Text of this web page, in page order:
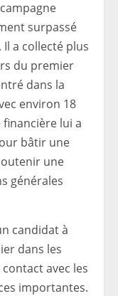
surpassé
a collecté plus
du premier
dans la
environ 18
lui a
bâtir une
une
générales
candidat à
dans les
contact avec les
importantes.